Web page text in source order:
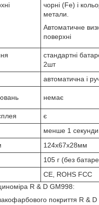
чорні (Fe) і
метали.
Автоматичне
поверхні
стандартні
2шт
автоматична і
немає
є
менше 1 секунди
124х67х28мм
105 г (без
CE, ROHS FCC
R & D GM998:
покриття R &